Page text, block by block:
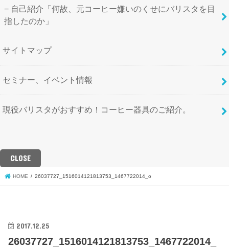
自己紹介「何故、元コーヒー嫌いのくせにバリスタを目
指したのか」
サイトマップ
セミナー、イベント情報
現役バリスタがおすすめ！コーヒー器具のご紹介。
CLOSE
HOME 26037727_1516014121813753_1467722014_o
2017.12.25
26037727_1516014121813753_1467722014_